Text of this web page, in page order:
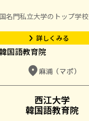
名門私立大学のトップ学校
arrow_forward_ios 詳しくみる
location_on麻浦（マポ）
西江大学
韓国語教育院